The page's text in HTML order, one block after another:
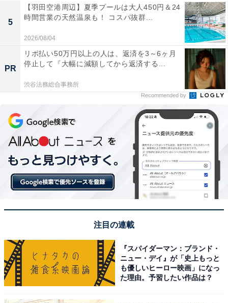
5
【羽田空港周辺】夏季プールは大人450円＆24
時間営業の天然温泉も！ コスパ抜群...
2026/08/04
PR
リボ払い50万円以上の人は、返済を3～6ヶ月
停止して『大幅に減額してから返済する...
渋谷法務総合事務所
Recommended by
注目の連載
『スパイダーマン：ブランド・
ニュー・デイ』が「史上もっと
も優しいヒーロー映画」になっ
た理由。予習したい作品は？